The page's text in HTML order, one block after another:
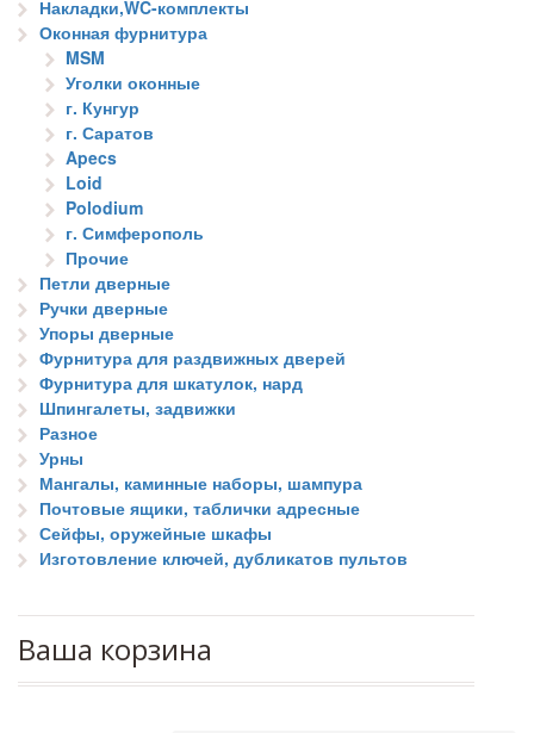
Накладки,WC-комплекты
Оконная фурнитура
MSM
Уголки оконные
г. Кунгур
г. Саратов
Apecs
Loid
Polodium
г. Симферополь
Прочие
Петли дверные
Ручки дверные
Упоры дверные
Фурнитура для раздвижных дверей
Фурнитура для шкатулок, нард
Шпингалеты, задвижки
Разное
Урны
Мангалы, каминные наборы, шампура
Почтовые ящики, таблички адресные
Сейфы, оружейные шкафы
Изготовление ключей, дубликатов пультов
Ваша корзина